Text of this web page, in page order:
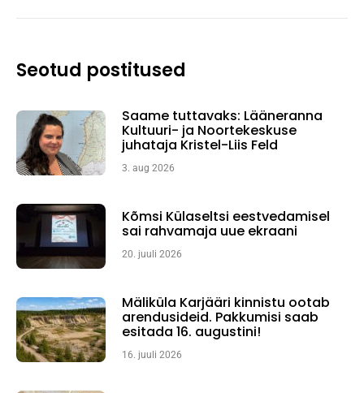
Seotud postitused
Saame tuttavaks: Lääneranna
Kultuuri- ja Noortekeskuse
juhataja Kristel-Liis Feld
3. aug 2026
Kõmsi Külaseltsi eestvedamisel
sai rahvamaja uue ekraani
20. juuli 2026
Mäliküla Karjääri kinnistu ootab
arendusideid. Pakkumisi saab
esitada 16. augustini!
16. juuli 2026